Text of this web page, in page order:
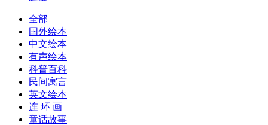
全部
国外绘本
中文绘本
有声绘本
科普百科
民间寓言
英文绘本
连 环 画
童话故事